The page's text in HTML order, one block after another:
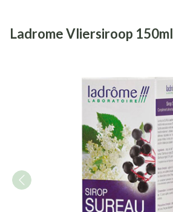
Ladrome Vliersiroop 150ml